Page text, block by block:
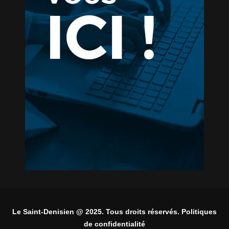
Le Saint-Denisien @ 2025. Tous droits réservés. Politiques
de confidentialité